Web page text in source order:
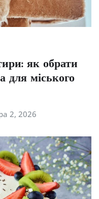
як обрати
для міського
2, 2026